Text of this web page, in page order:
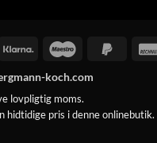
Klarna Maestro
PayPal
koch.com
lovpligtig moms.
hidtidige pris i denne onlinebutik.